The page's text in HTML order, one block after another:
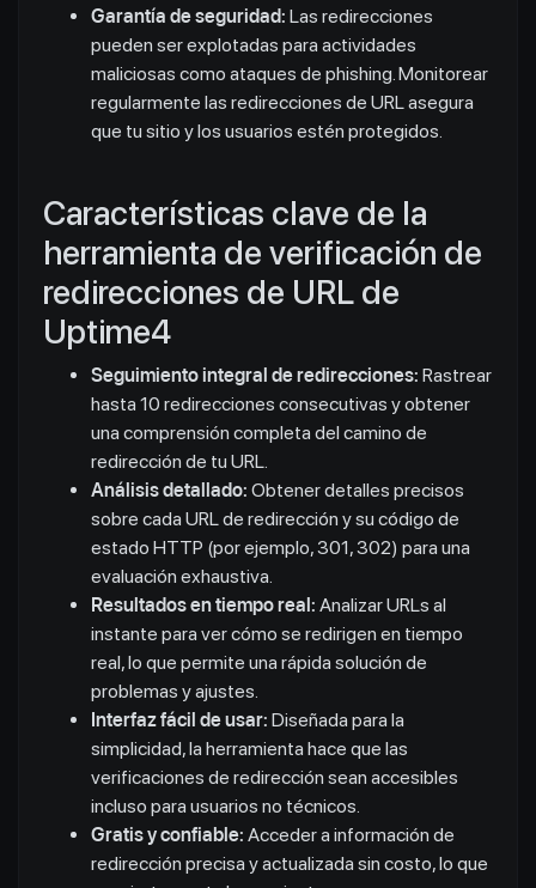
Garantía de seguridad: Las redirecciones
pueden ser explotadas para actividades
maliciosas como ataques de phishing. Monitorear
regularmente las redirecciones de URL asegura
que tu sitio y los usuarios estén protegidos.
Características clave de la
herramienta de verificación de
redirecciones de URL de
Uptime4
Seguimiento integral de redirecciones: Rastrear
hasta 10 redirecciones consecutivas y obtener
una comprensión completa del camino de
redirección de tu URL.
Análisis detallado: Obtener detalles precisos
sobre cada URL de redirección y su código de
estado HTTP (por ejemplo, 301, 302) para una
evaluación exhaustiva.
Resultados en tiempo real: Analizar URLs al
instante para ver cómo se redirigen en tiempo
real, lo que permite una rápida solución de
problemas y ajustes.
Interfaz fácil de usar: Diseñada para la
simplicidad, la herramienta hace que las
verificaciones de redirección sean accesibles
incluso para usuarios no técnicos.
Gratis y confiable: Acceder a información de
redirección precisa y actualizada sin costo, lo que